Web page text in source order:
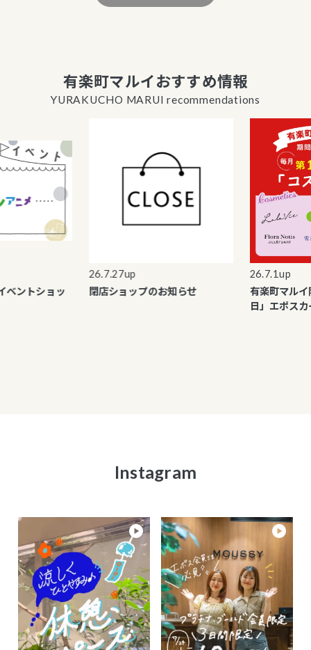
有楽町マルイおすすめ情報
YURAKUCHO MARUI recommendations
トショッ
26.7.27up
閉店ショップのお知らせ
26.7.1up
有楽町マルイ限
日」エポスカー
Instagram